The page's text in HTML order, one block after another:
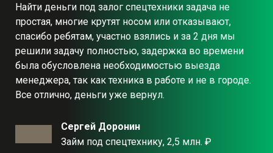
Найти деньги под залог спецтехники задача не
простая, многие крутят носом или отказывают,
спасибо ребятам, участно взялись и за 2 дня мы
решили задачу полностью, задержка во времени
была обусловлена необходимостью выезда
менеджера, так как техника в работе и не в городе.
Все отлично, деньги уже вернул.
Сергей Доронин
Займ под спецтехнику, 2,5 млн. ₽